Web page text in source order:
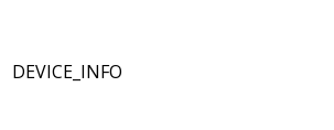
DEVICE_INFO